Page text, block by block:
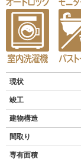
現状
竣工
建物構造
間取り
専有面積